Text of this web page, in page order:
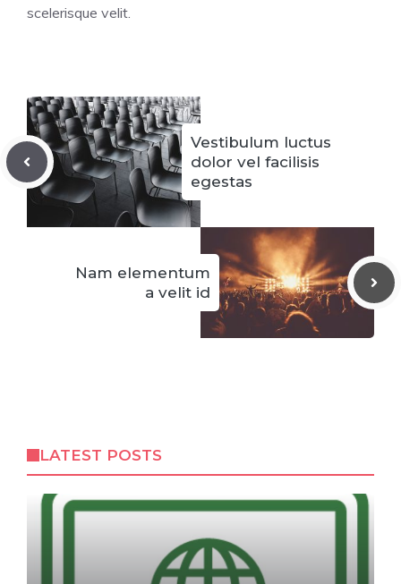
scelerisque velit.
Vestibulum luctus
dolor vel facilisis
egestas
Nam elementum
a velit id
LATEST POSTS